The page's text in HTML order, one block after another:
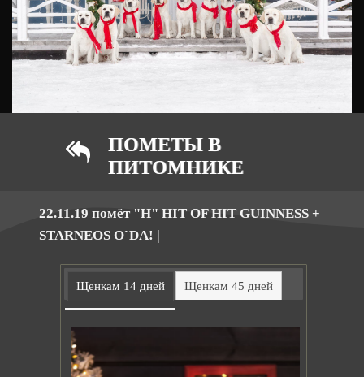
ПОМЕТЫ В
ПИТОМНИКЕ
Щенкам 14 дней Щенкам 45 дней
22.11.19 помёт "Н" HIT OF HIT GUINNESS +
STARNEOS O`DA! |